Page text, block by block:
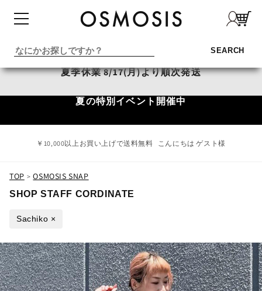
ンツに
進む
SEARCH
夏季休業 8/17(月)より順次発送
夏の特別イベント開催中
￥10,000以上お買い上げで送料無料 こんにちは ゲスト様
TOP > OSMOSIS SNAP
SHOP STAFF CORDINATE
Sachiko ×